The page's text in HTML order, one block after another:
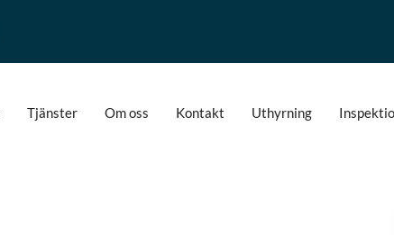
Tjänster Om oss Kontakt Uthyrning